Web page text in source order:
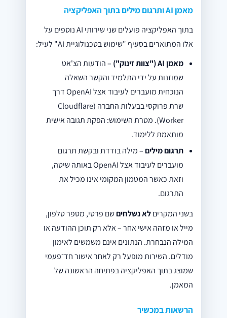
מאמן AI ותרגום מילים בתוך האפליקציה
בתוך האפליקציה פועלים שני שירותי AI נוספים על
אלו המתוארים בסעיף "שימוש בטכנולוגיית AI" לעיל:
מאמן AI ("צוות זינוק")
– הודעות הצ'אט
שמוזנות על ידי התלמיד והקשר השאלה
הנוכחית מועברים לעיבוד אצל OpenAI דרך
שרת פרוקסי בבעלות החברה (Cloudflare
Worker). מטרת השימוש: הפקת תגובה אישית
מותאמת ללימוד.
תרגום מילים– מילה בודדת ובקשת תרגום
מועברים לעיבוד אצל OpenAI באותה שיטה,
וזאת כאשר המטמון המקומי אינו מכיל את
התרגום.
בשני המקריםלא נשלחיםשם פרטי, מספר טלפון,
מייל או מזהה אישי אחר – אלא רק תוכן ההודעה או
המילה הנבחרת. הנתונים אינם משמשים לאימון
מודלים. השירות מופעל רק לאחר אישור חד־פעמי
שמוצג בתוך האפליקציה בפתיחה הראשונה של
המאמן.
הרשאות במכשיר